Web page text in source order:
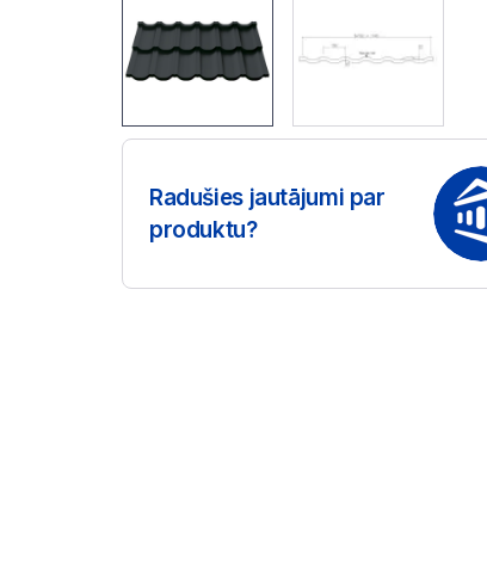
Radušies jautājumi par
produktu?